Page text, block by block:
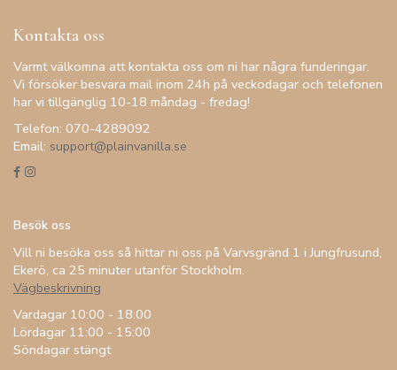
Kontakta oss
Varmt välkomna att kontakta oss om ni har några funderingar.
Vi försöker besvara mail inom 24h på veckodagar och telefonen
har vi tillgänglig 10-18 måndag - fredag!
Telefon: 070-4289092
Email: support@plainvanilla.se
Besök oss
Vill ni besöka oss så hittar ni oss på Varvsgränd 1 i Jungfrusund,
Ekerö, ca 25 minuter utanför Stockholm.
Vägbeskrivning
Vardagar 10:00 - 18:00
Lördagar 11:00 - 15:00
Söndagar stängt